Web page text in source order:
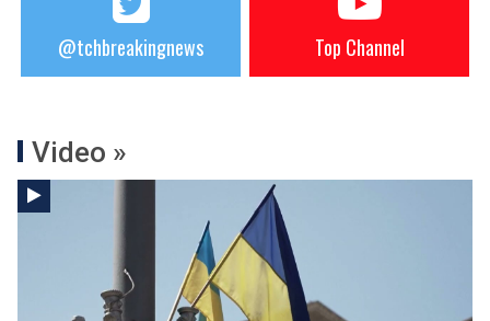
@tchbreakingnews Top Channel
Video »